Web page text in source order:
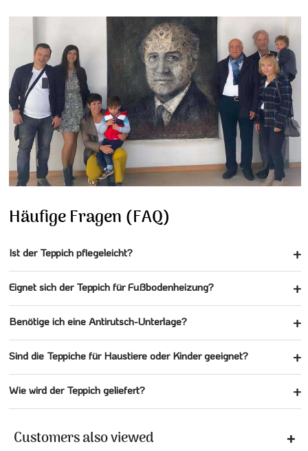
Häufige Fragen (FAQ)
Ist der Teppich pflegeleicht?
Eignet sich der Teppich für Fußbodenheizung?
Benötige ich eine Antirutsch-Unterlage?
Sind die Teppiche für Haustiere oder Kinder geeignet?
Wie wird der Teppich geliefert?
Customers also viewed